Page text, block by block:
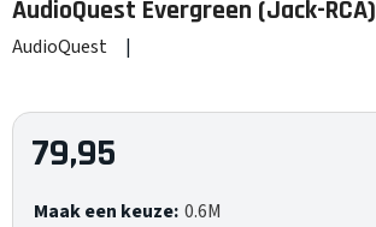
AudioQuest Evergreen (Jack-RCA)
AudioQuest |
79,95
Maak een keuze: 0.6M